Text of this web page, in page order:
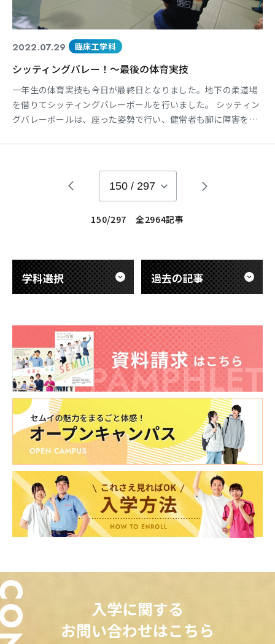
2022.07.29 臨床工学科
シッティングバレー！～最後の体育実技
一年生の体育実技も今日が最終日となりました。地下の柔道場
を借りてシッティングバレーボールを行いました。 シッティン
グバレーボールは、座った姿勢で行い、健常者も脚に障害を持
に、残念な気持ちの学生も多く、楽しい授業であったみたいで
150 / 297
150/297 全2964記事
学科選択 過去の記事
入学に関する
お問い合わせはこちら